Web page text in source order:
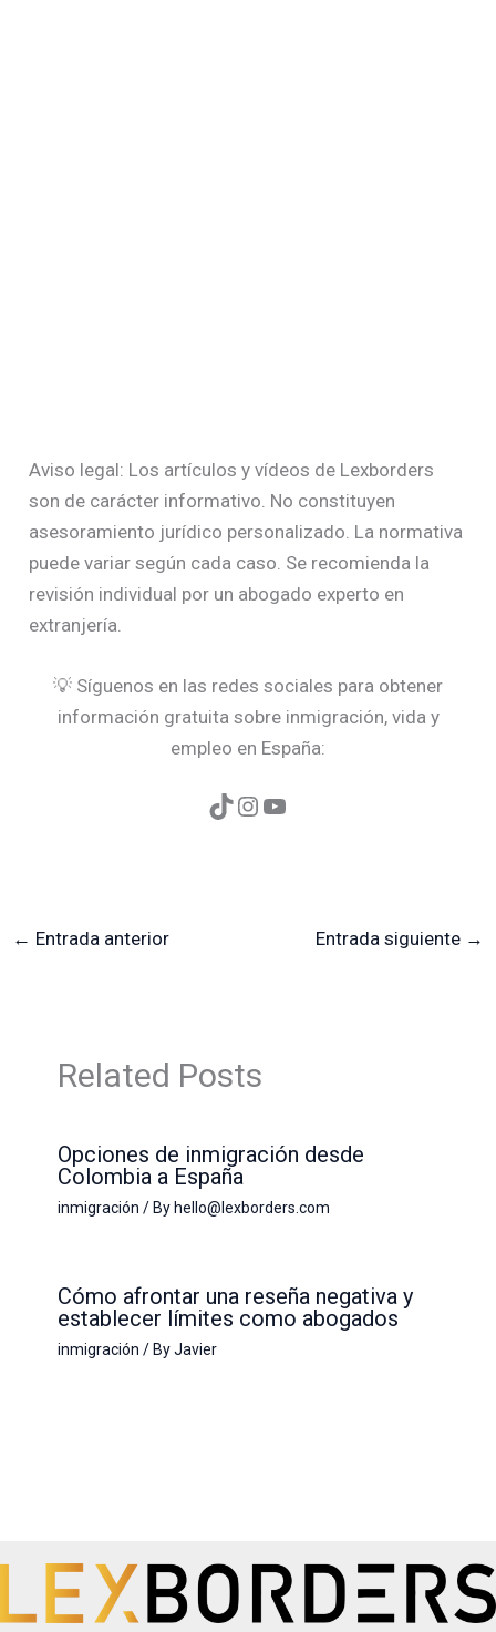
Aviso legal: Los artículos y vídeos de Lexborders
son de carácter informativo. No constituyen
asesoramiento jurídico personalizado. La normativa
puede variar según cada caso. Se recomienda la
revisión individual por un abogado experto en
extranjería.
💡 Síguenos en las redes sociales para obtener
información gratuita sobre inmigración, vida y
empleo en España:
← Entrada anterior Entrada siguiente →
Related Posts
Opciones de inmigración desde
Colombia a España
inmigración / By hello@lexborders.com
Cómo afrontar una reseña negativa y
establecer límites como abogados
inmigración / ByJavier